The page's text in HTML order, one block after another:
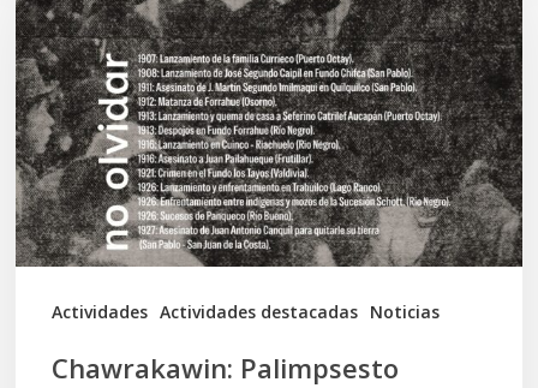
Actividades Actividades destacadas Noticias
explora
a
través
del
arte
las
tensiones
documentales
Chawrakawin: Palimpsesto